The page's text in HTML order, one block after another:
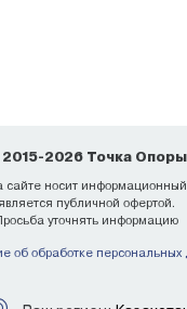
2026 Точка Опоры
носит информационный
является публичной офертой.
уточнять информацию
об обработке персональных